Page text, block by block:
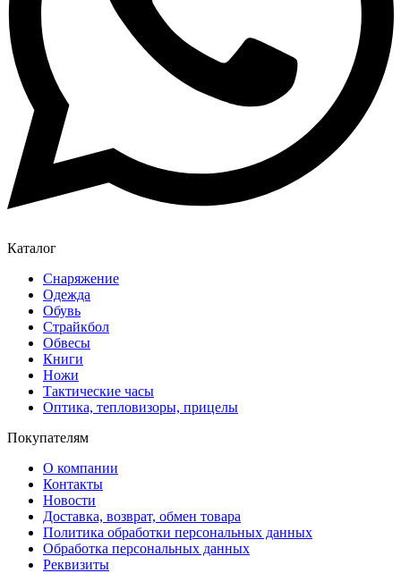
Каталог
Снаряжение
Одежда
Обувь
Страйкбол
Обвесы
Книги
Ножи
Тактические часы
Оптика, тепловизоры, прицелы
Покупателям
О компании
Контакты
Новости
Доставка, возврат, обмен товара
Политика обработки персональных данных
Обработка персональных данных
Реквизиты